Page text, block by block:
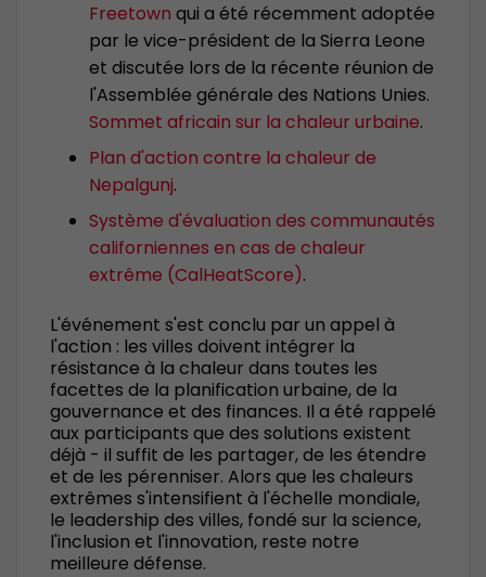
Freetown qui a été récemment adoptée
par le vice-président de la Sierra Leone
et discutée lors de la récente réunion de
l'Assemblée générale des Nations Unies.
Sommet africain sur la chaleur urbaine.
Plan d'action contre la chaleur de
Nepalgunj.
Système d'évaluation des communautés
californiennes en cas de chaleur
extrême (CalHeatScore).
L'événement s'est conclu par un appel à
l'action : les villes doivent intégrer la
résistance à la chaleur dans toutes les
facettes de la planification urbaine, de la
gouvernance et des finances. Il a été rappelé
aux participants que des solutions existent
déjà - il suffit de les partager, de les étendre
et de les pérenniser. Alors que les chaleurs
extrêmes s'intensifient à l'échelle mondiale,
le leadership des villes, fondé sur la science,
l'inclusion et l'innovation, reste notre
meilleure défense.